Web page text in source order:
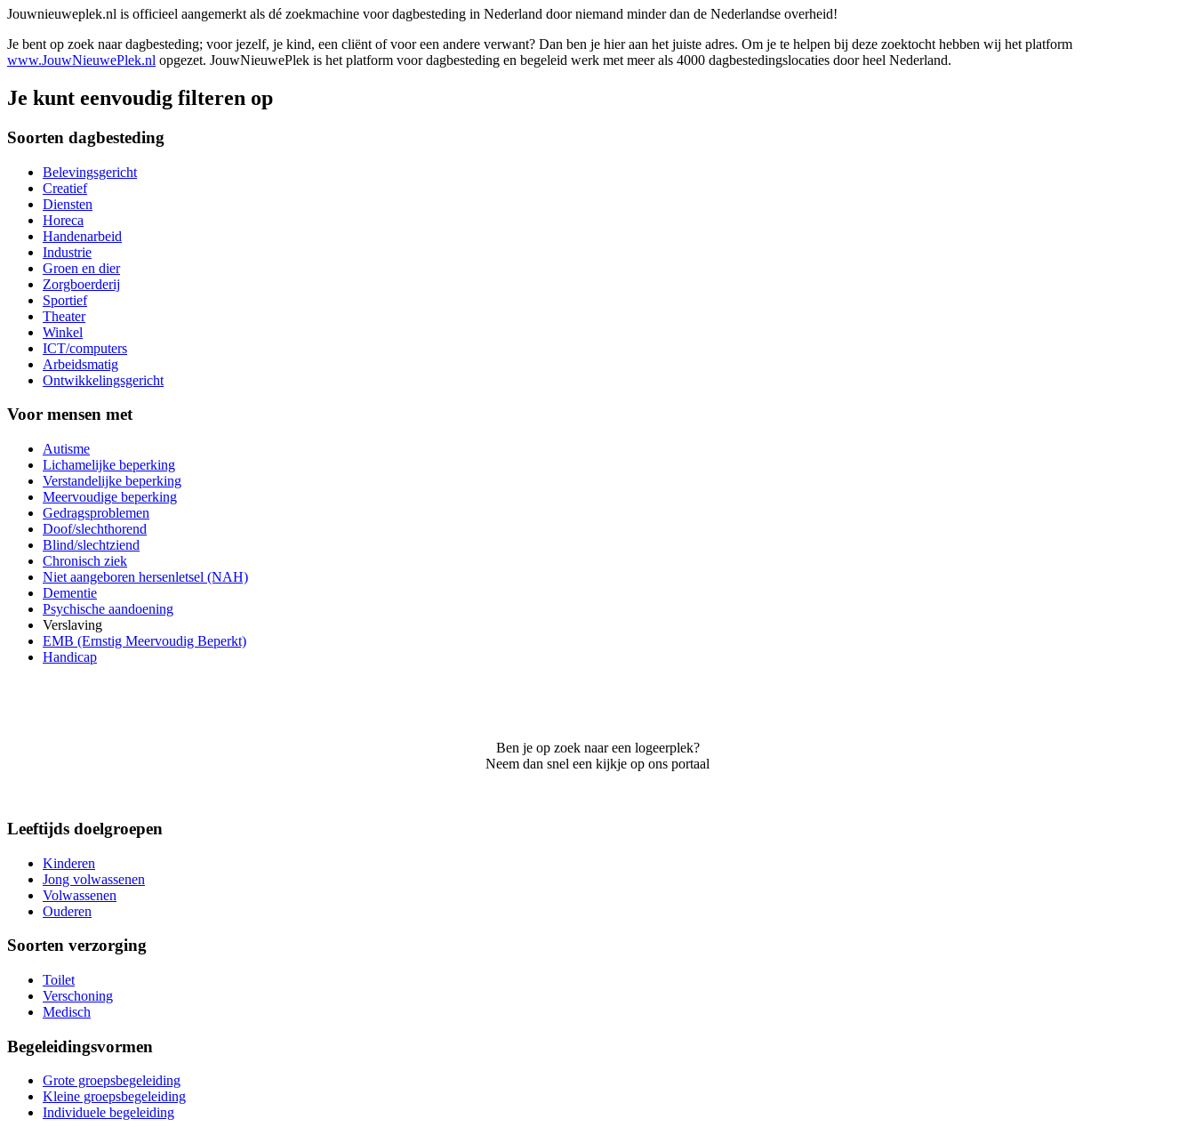
Jouwnieuweplek.nl is officieel aangemerkt als dé zoekmachine voor dagbesteding in Nederland door niemand minder dan de Nederlandse overheid!
Je bent op zoek naar dagbesteding; voor jezelf, je kind, een cliënt of voor een andere verwant? Dan ben je hier aan het juiste adres. Om je te helpen bij deze zoektocht hebben wij het platform
www.JouwNieuwePlek.nl opgezet. JouwNieuwePlek is het platform voor dagbesteding en begeleid werk met meer als 4000 dagbestedingslocaties door heel Nederland.
Je kunt eenvoudig filteren op
Soorten dagbesteding
Belevingsgericht
Creatief
Diensten
Horeca
Handenarbeid
Industrie
Groen en dier
Zorgboerderij
Sportief
Theater
Winkel
ICT/computers
Arbeidsmatig
Ontwikkelingsgericht
Voor mensen met
Autisme
Lichamelijke beperking
Verstandelijke beperking
Meervoudige beperking
Gedragsproblemen
Doof/slechthorend
Blind/slechtziend
Chronisch ziek
Niet aangeboren hersenletsel (NAH)
Dementie
Psychische aandoening
Verslaving
EMB (Ernstig Meervoudig Beperkt)
Handicap
Ben je op zoek naar een logeerplek?
Neem dan snel een kijkje op ons portaal
Leeftijds doelgroepen
Kinderen
Jong volwassenen
Volwassenen
Ouderen
Soorten verzorging
Toilet
Verschoning
Medisch
Begeleidingsvormen
Grote groepsbegeleiding
Kleine groepsbegeleiding
Individuele begeleiding